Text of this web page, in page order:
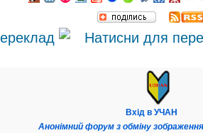
Вхід в УЧАН
Анонімний форум з обміну